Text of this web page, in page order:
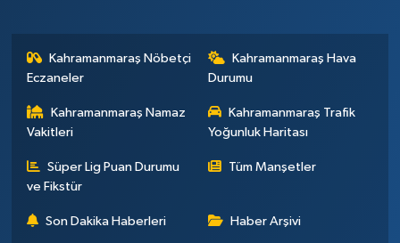
Kahramanmaraş Nöbetçi
Eczaneler
Kahramanmaraş Hava
Durumu
Kahramanmaraş Namaz
Vakitleri
Kahramanmaraş Trafik
Yoğunluk Haritası
Süper Lig Puan Durumu
ve Fikstür
Tüm Manşetler
Son Dakika Haberleri Haber Arşivi